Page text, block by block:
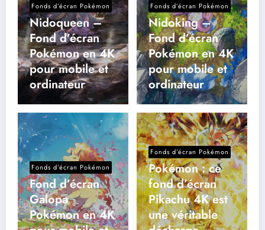
Fonds d’écran Pokémon
Nidoqueen –
Fond d’écran
Pokémon en 4K
pour mobile et
ordinateur
Fonds d’écran Pokémon
Nidoking –
Fond d’écran
Pokémon en 4K
pour mobile et
ordinateur
Fonds d’écran Pokémon
Fond d’écran
Galopa
Pokémon en 4K
Fonds d’écran Pokémon
Pokémon : ce
fond d’écran
Pikachu 4K est
une véritable